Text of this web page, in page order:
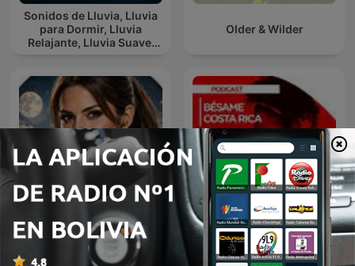
Sonidos de Lluvia, Lluvia
para Dormir, Lluvia
Relajante, Lluvia Suave,
Older & Wilder
Duerme con Lucita -
Documentales relajantes
para dormir
Bésame CR